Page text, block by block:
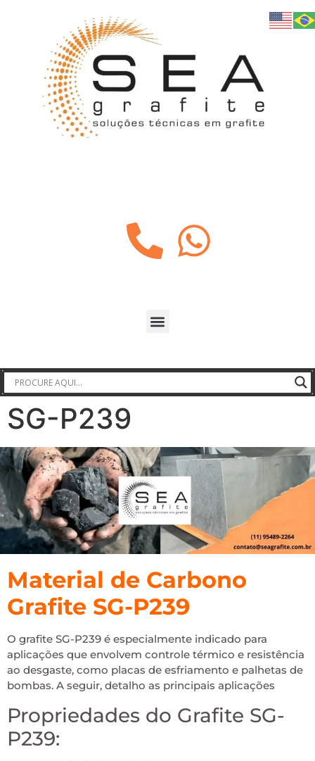
SG-P239
Material de Carbono
Grafite SG-P239
O grafite SG-P239 é especialmente indicado para
aplicações que envolvem controle térmico e resistência
ao desgaste, como placas de esfriamento e palhetas de
bombas. A seguir, detalho as principais aplicações
Propriedades do Grafite SG-
P239: